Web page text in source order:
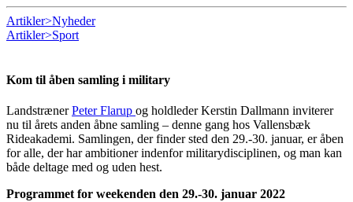
Artikler>Nyheder
Artikler>Sport
Kom til åben samling i military
LandstrænerPeter Flarup og holdleder Kerstin Dallmann inviterer
nu til årets anden åbne samling – denne gang hos Vallensbæk
Rideakademi. Samlingen, der finder sted den 29.-30. januar, er åben
for alle, der har ambitioner indenfor militarydisciplinen, og man kan
både deltage med og uden hest.
Programmet for weekenden den 29.-30. januar 2022